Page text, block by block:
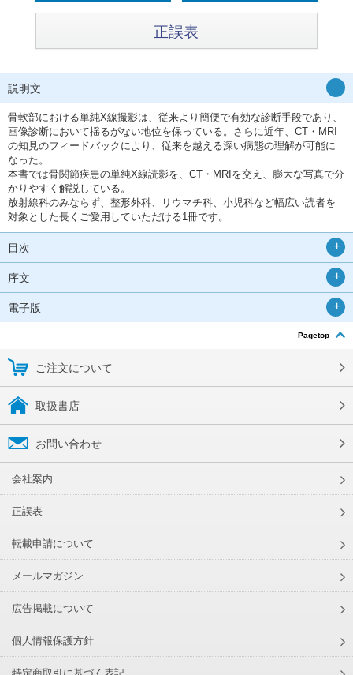
正誤表
説明文
骨軟部における単純X線撮影は、従来より簡便で有効な診断手段であり、
画像診断において揺るがない地位を保っている。さらに近年、CT・MRI
の知見のフィードバックにより、従来を越える深い病態の理解が可能に
なった。
本書では骨関節疾患の単純X線読影を、CT・MRIを交え、膨大な写真で分
かりやすく解説している。
放射線科のみならず、整形外科、リウマチ科、小児科など幅広い読者を
対象とした長くご愛用していただける1冊です。
目次
序文
電子版
Pagetop
ご注文について
取扱書店
お問い合わせ
会社案内
正誤表
転載申請について
メールマガジン
広告掲載について
個人情報保護方針